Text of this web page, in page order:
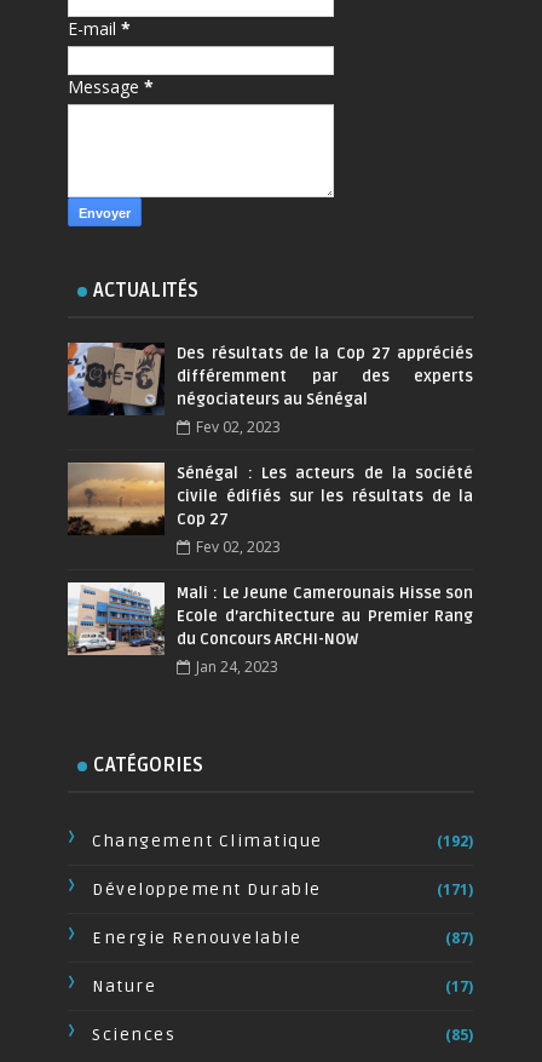
E-mail*
Message*
ACTUALITÉS
Des résultats de la Cop 27 appréciés
différemment par des experts
négociateurs au Sénégal
Fev 02, 2023
Sénégal : Les acteurs de la société
civile édifiés sur les résultats de la
Cop 27
Fev 02, 2023
Mali : Le Jeune Camerounais Hisse son
Ecole d’architecture au Premier Rang
du Concours ARCHI-NOW
Jan 24, 2023
CATÉGORIES
Changement Climatique (192)
Développement Durable (171)
Energie Renouvelable (87)
Nature (17)
Sciences (85)